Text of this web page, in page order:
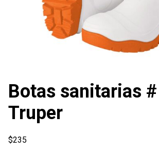
Botas sanitarias
Truper
$235